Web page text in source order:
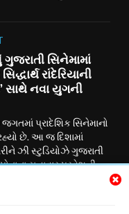
સિનેમામાં
રાંદેરિયાની
સાથે નવા યુગની
પ્રાદેશિક સિનેમાનો
છે. આ જ દિશામાં
ઝી સ્ટુડિયોઝે ગુજરાતી
સત્તાવાર પ્રવેશની